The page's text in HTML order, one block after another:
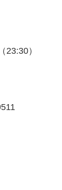
23:30）